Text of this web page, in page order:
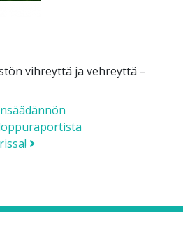
vihreyttä ja vehreyttä –